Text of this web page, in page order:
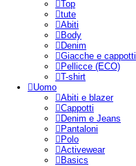
Top
tute
Abiti
Body
Denim
Giacche e cappotti
Pellicce (ECO)
T-shirt
Uomo
Abiti e blazer
Cappotti
Denim e Jeans
Pantaloni
Polo
Activewear
Basics